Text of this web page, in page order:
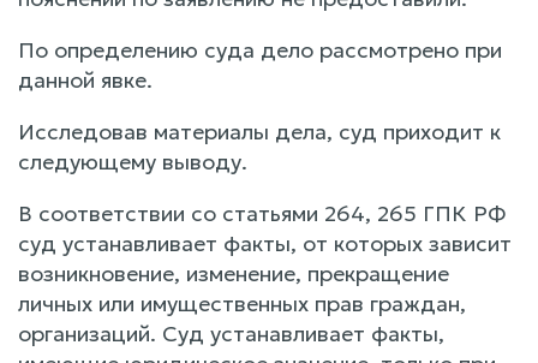
По определению суда дело рассмотрено при
данной явке.
Исследовав материалы дела, суд приходит к
следующему выводу.
В соответствии со статьями 264, 265 ГПК РФ
суд устанавливает факты, от которых зависит
возникновение, изменение, прекращение
личных или имущественных прав граждан,
организаций. Суд устанавливает факты,